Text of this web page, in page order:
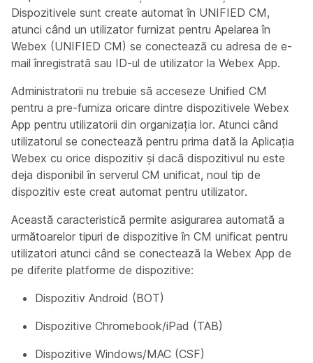
Dispozitivele sunt create automat în UNIFIED CM,
atunci când un utilizator furnizat pentru Apelarea în
Webex (UNIFIED CM) se conectează cu adresa de e-
mail înregistrată sau ID-ul de utilizator la Webex App.
Administratorii nu trebuie să acceseze Unified CM
pentru a pre-furniza oricare dintre dispozitivele Webex
App pentru utilizatorii din organizația lor. Atunci când
utilizatorul se conectează pentru prima dată la Aplicația
Webex cu orice dispozitiv și dacă dispozitivul nu este
deja disponibil în serverul CM unificat, noul tip de
dispozitiv este creat automat pentru utilizator.
Această caracteristică permite asigurarea automată a
următoarelor tipuri de dispozitive în CM unificat pentru
utilizatori atunci când se conectează la Webex App de
pe diferite platforme de dispozitive:
Dispozitiv Android (BOT)
Dispozitive Chromebook/iPad (TAB)
Dispozitive Windows/MAC (CSF)